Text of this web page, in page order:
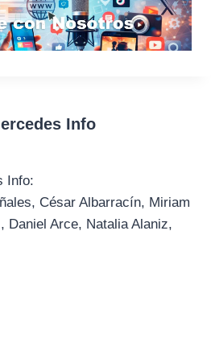
Info
Info:
César Albarracín, Miriam
Daniel Arce, Natalia Alaniz,